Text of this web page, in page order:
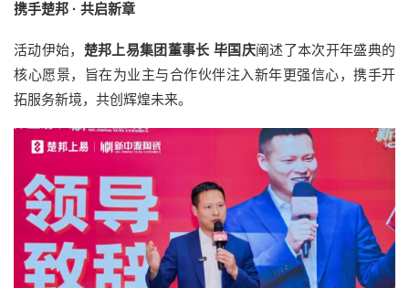
携手楚邦 · 共启新章
活动伊始， 楚邦上易集团董事长 毕国庆阐述了本次开年盛典的
核心愿景，旨在为业主与合作伙伴注入新年更强信心，携手开
拓服务新境，共创辉煌未来。